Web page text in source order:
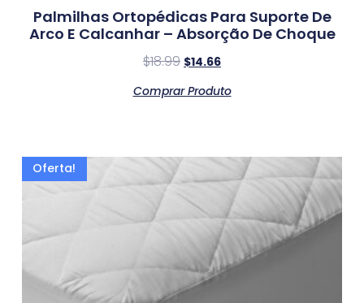
Palmilhas Ortopédicas Para Suporte De
Arco E Calcanhar – Absorção De Choque
$18.99 $14.66
Comprar Produto
Oferta!